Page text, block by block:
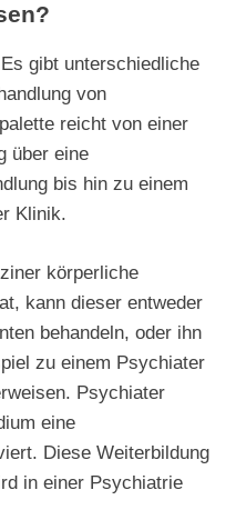
gibt unterschiedliche
von
reicht von einer
über eine
bis hin zu einem
Klinik.
körperliche
kann dieser entweder
behandeln, oder ihn
zu einem Psychiater
Psychiater
eine
Diese Weiterbildung
in einer Psychiatrie